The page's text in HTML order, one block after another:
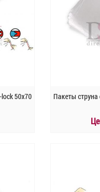
50х70
Пакеты струна